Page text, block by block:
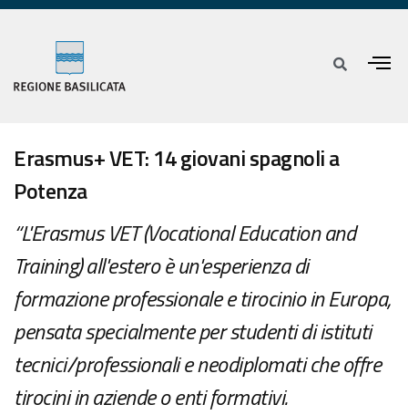
Erasmus+ VET: 14 giovani spagnoli a
Potenza
“L'Erasmus VET (Vocational Education and
Training) all'estero è un'esperienza di
formazione professionale e tirocinio in Europa,
pensata specialmente per studenti di istituti
tecnici/professionali e neodiplomati che offre
tirocini in aziende o enti formativi.